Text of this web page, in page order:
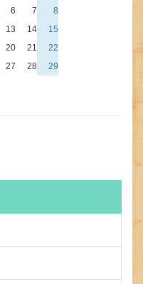
6 7
8
13 14
15
20 21
22
27 28
29